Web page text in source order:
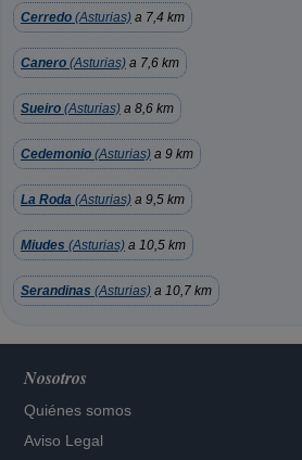
Cerredo (Asturias) a 7,4 km
Canero (Asturias) a 7,6 km
Sueiro (Asturias) a 8,6 km
Cedemonio (Asturias) a 9 km
La Roda (Asturias) a 9,5 km
Miudes (Asturias) a 10,5 km
Serandinas (Asturias) a 10,7 km
Nosotros
Quiénes somos
Aviso Legal